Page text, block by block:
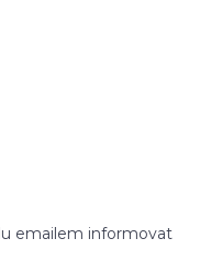
emailem informovat